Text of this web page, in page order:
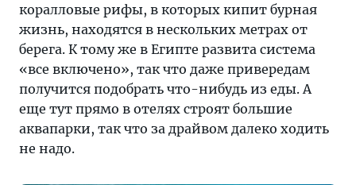
коралловые рифы, в которых кипит бурная
жизнь, находятся в нескольких метрах от
берега. К тому же в Египте развита система
«все включено», так что даже привередам
получится подобрать что-нибудь из еды. А
еще тут прямо в отелях строят большие
аквапарки, так что за драйвом далеко ходить
не надо.